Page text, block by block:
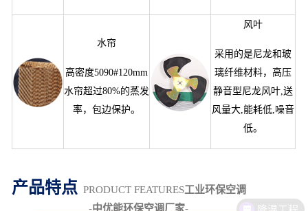
水帘
高密度5090#120mm
水帘超过80%的蒸发
率，包边保护。
风叶
采用的是尼龙和玻
璃纤维材料，高压
静音型尼龙风叶,送
风量大,能耗低,噪音
低。
产品特点 PRODUCT FEATURES工业环保空调
-中优能环保空调厂家-